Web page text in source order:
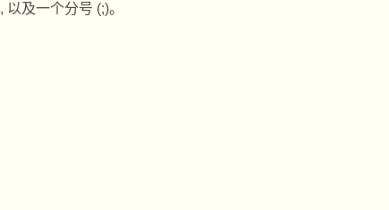
, 以及一个分号 (;)。